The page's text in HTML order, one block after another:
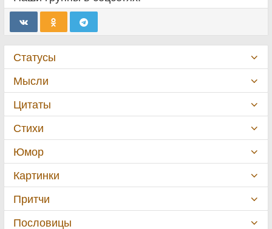
Статусы
Мысли
Цитаты
Стихи
Юмор
Картинки
Притчи
Пословицы